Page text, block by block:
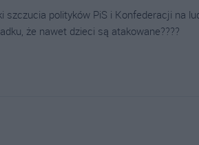
szczucia polityków PiS i Konfederacji na
że nawet dzieci są atakowane????